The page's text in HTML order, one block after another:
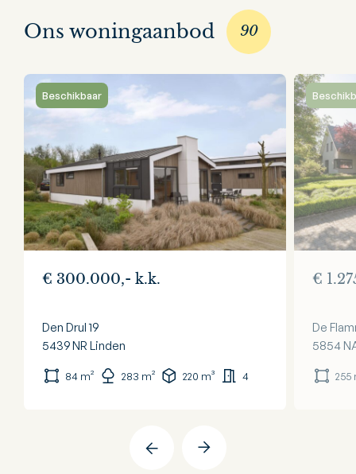
Ons woningaanbod 90
Beschikbaar
€ 300.000,- k.k.
Den Drul 19
5439 NR Linden
84 m² 283 m² 220 m³ 4
€
De
5854
255